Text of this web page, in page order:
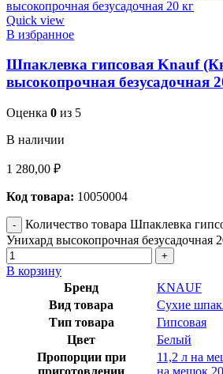
Quick view
В избранное
Шпаклевка гипсовая Knauf
высокопрочная безусадочная
Оценка 0 из 5
В наличии
1 280,00 ₽
Код товара: 10050004
Количество товара Шпаклевка
Унихард высокопрочная безусадочная
В корзину
Бренд
KNAUF
Вид товара
Сухие
Тип товара
Гипсовая
Цвет
Белый
Пропорции при
приготовлении
11,2 л на
на мешок